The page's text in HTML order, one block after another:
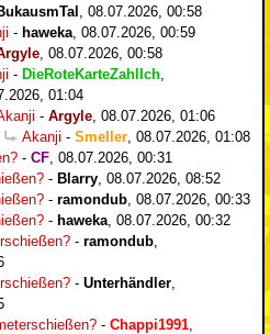
08.07.2026, 00:58
- haweka 08.07.2026, 00:59
08.07.2026, 00:58
- DieRoteKarteZahlIch
01:04
- Argyle 08.07.2026, 01:06
Akanji - Smeller 08.07.2026, 01:08
- CF 08.07.2026, 00:31
- Blarry 08.07.2026, 08:52
- ramondub 08.07.2026, 00:33
- haweka 08.07.2026, 00:32
- ramondub
- Unterhändler
- Chappi1991